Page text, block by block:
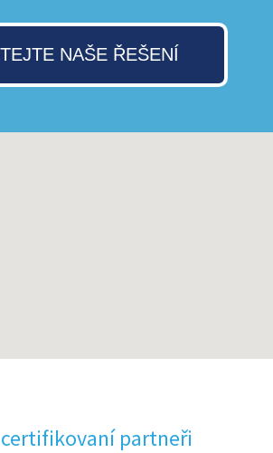
NAŠE ŘEŠENÍ
partneři